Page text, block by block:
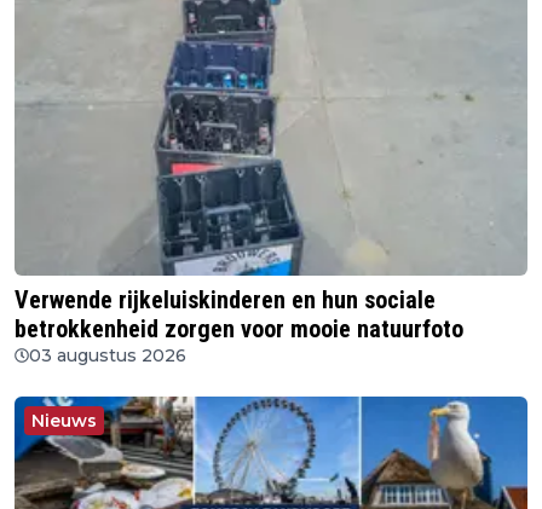
Verwende rijkeluiskinderen en hun sociale
betrokkenheid zorgen voor mooie natuurfoto
03 augustus 2026
Nieuws